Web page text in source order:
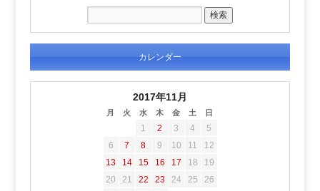
カレンダー
2017年11月
月 火 水 木 金 土 日
1 2 3 4
5
6
7 8 9 10 11
12
13
14 15 16 17 18
19
20
21 22 23 24 25
26